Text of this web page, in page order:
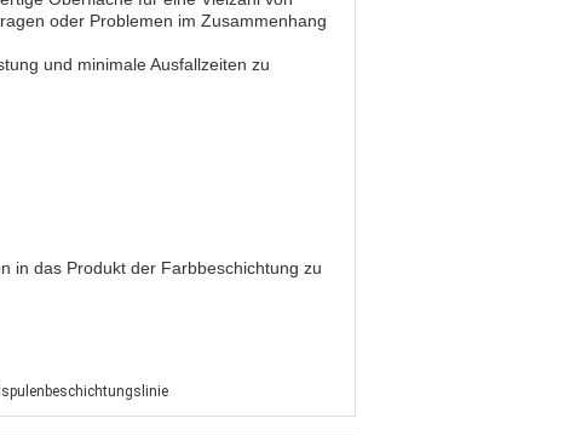
oder Problemen im Zusammenhang
und minimale Ausfallzeiten zu
in das Produkt der Farbbeschichtung zu